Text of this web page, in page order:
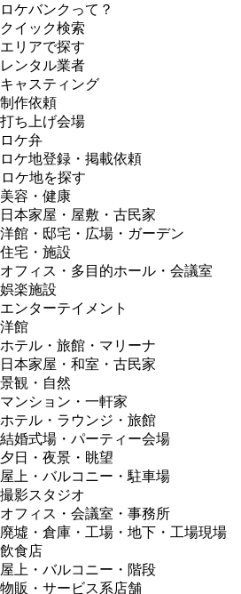
ロケバンクって？
クイック検索
エリアで探す
レンタル業者
キャスティング
制作依頼
打ち上げ会場
ロケ弁
ロケ地登録・掲載依頼
ロケ地を探す
美容・健康
日本家屋・屋敷・古民家
洋館・邸宅・広場・ガーデン
住宅・施設
オフィス・多目的ホール・会議室
娯楽施設
エンターテイメント
洋館
ホテル・旅館・マリーナ
日本家屋・和室・古民家
景観・自然
マンション・一軒家
ホテル・ラウンジ・旅館
結婚式場・パーティー会場
夕日・夜景・眺望
屋上・バルコニー・駐車場
撮影スタジオ
オフィス・会議室・事務所
廃墟・倉庫・工場・地下・工場現場
飲食店
屋上・バルコニー・階段
物販・サービス系店舗